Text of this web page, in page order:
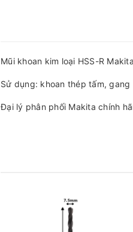
Mũi khoan kim loại HSS-R
Sử dụng: khoan thép tấm, gang
Đại lý phân phối Makita chính